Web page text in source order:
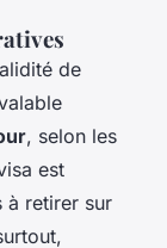
de
, selon les
est
retirer sur